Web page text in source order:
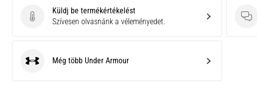
Küldj be termékértékelést
Küldj be termékértékelést
Szívesen olvasnánk a véleményedet.
Under ArmourMég több Under Armour